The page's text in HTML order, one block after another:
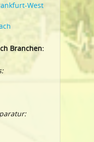
West
Branchen: